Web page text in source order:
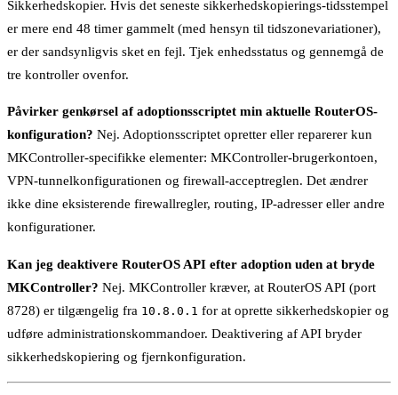
Sikkerhedskopier. Hvis det seneste sikkerhedskopierings-tidsstempel
er mere end 48 timer gammelt (med hensyn til tidszonevariationer),
er der sandsynligvis sket en fejl. Tjek enhedsstatus og gennemgå de
tre kontroller ovenfor.
Påvirker genkørsel af adoptionsscriptet min aktuelle RouterOS-
konfiguration? Nej. Adoptionsscriptet opretter eller reparerer kun
MKController-specifikke elementer: MKController-brugerkontoen,
VPN-tunnelkonfigurationen og firewall-acceptreglen. Det ændrer
ikke dine eksisterende firewallregler, routing, IP-adresser eller andre
konfigurationer.
Kan jeg deaktivere RouterOS API efter adoption uden at bryde
MKController? Nej. MKController kræver, at RouterOS API (port
8728) er tilgængelig fra 10.8.0.1 for at oprette sikkerhedskopier og
udføre administrationskommandoer. Deaktivering af API bryder
sikkerhedskopiering og fjernkonfiguration.